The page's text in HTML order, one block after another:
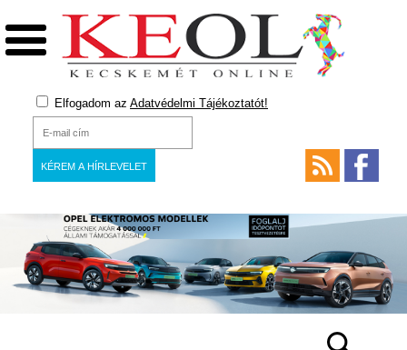
Elfogadom az Adatvédelmi Tájékoztatót!